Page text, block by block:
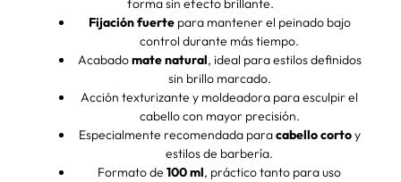
forma sin efecto brillante.
Fijación fuertepara mantener el peinado bajo
control durante más tiempo.
Acabadomate natural, ideal para estilos definidos
sin brillo marcado.
Acción texturizante y moldeadora para esculpir el
cabello con mayor precisión.
Especialmente recomendada paracabello cortoy
estilos de barbería.
Formato de 100 ml, práctico tanto para uso